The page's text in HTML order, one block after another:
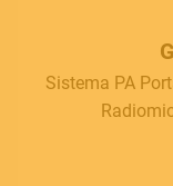
Sistema PA